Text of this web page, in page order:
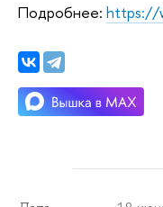
Подробнее: https://